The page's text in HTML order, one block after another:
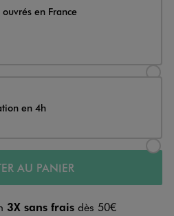
en France
en 4h
AU PANIER
3X sans frais dès 50€